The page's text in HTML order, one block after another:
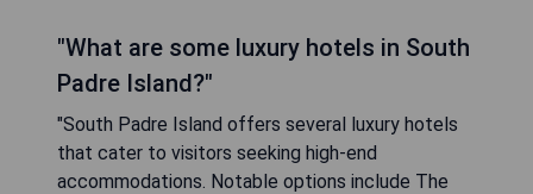
"What are some luxury hotels in South
Padre Island?"
"South Padre Island offers several luxury hotels
that cater to visitors seeking high-end
accommodations. Notable options include The